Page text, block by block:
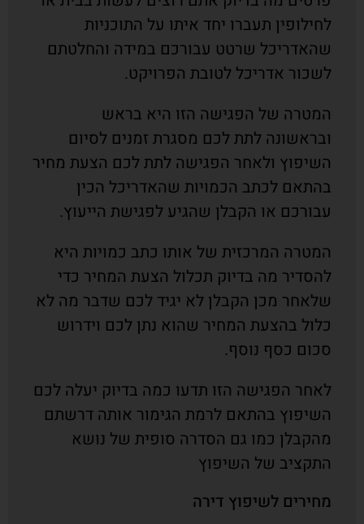
לחילופין תעברו יחד איתו על התוכניות
שהאדריכל שרטט עבורכם במידה והחלטתם
לשכור אדריכל לטובת הפרויקט.
המטרה של הפגישה הזו היא בראש
ובראשונה לתת לכם מסגרת זמנים לסיום
השיפוץ ולאחר הפגישה לתת לכם הצעת מחיר
בהתאם לכתב הכמויות שהאדריכל הכין
עבורכם או הקבלן שהגיע לפגישת הייעוץ.
המטרה המרכזית של אותו כתב כמויות היא
להסדיר מה בדיוק תכלול הצעת המחיר כדי
שלאחר מכן הקבלן לא יגיד לכם שדבר מה לא
כלול בהצעת המחיר שהוא נתן לכם וידרוש
סכום כסף נוסף.
לאחר הפגישה הזו תדעו כמה בדיוק יעלה לכם
השיפוץ בהתאם לרמת הגימור אותה דרשתם
מהקבלן כמו גם הסדרה סופית של נושא
התקציב של השיפוץ
מחירים לשיפוץ דירה